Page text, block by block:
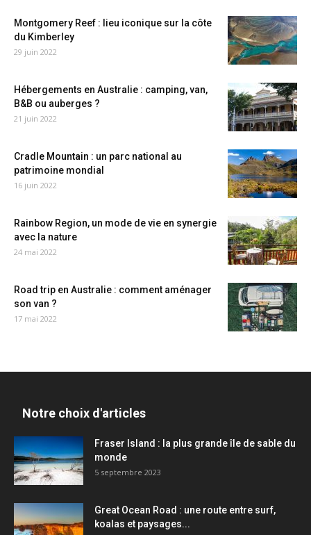
Montgomery Reef : lieu iconique sur la côte
du Kimberley
29 juin 2022
Hébergements en Australie : camping, van,
B&B ou auberges ?
21 juin 2022
Cradle Mountain : un parc national au
patrimoine mondial
16 juin 2022
Rainbow Region, un mode de vie en synergie
avec la nature
24 mai 2022
Road trip en Australie : comment aménager
son van ?
17 mai 2022
Notre choix d'articles
Fraser Island : la plus grande île de sable du
monde
5 septembre 2023
Great Ocean Road : une route entre surf,
koalas et paysages...